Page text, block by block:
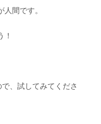
人間です。
、試してみてくださ